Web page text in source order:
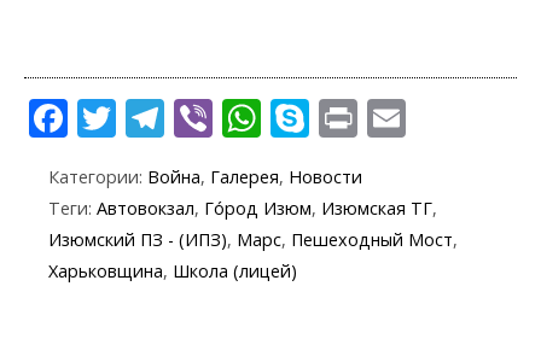
F
e
b
o
T
itt
er
T
el
e
gr
a
Vi
er
W
at
s
A
S
y
p
Pr
t ai
l
Категории: Война, Галерея, Новости
Теги: Автовокзал, Го́род Изюм, Изюмская ТГ,
Изюмский ПЗ - (ИПЗ), Марс, Пешеходный Мост,
Харьковщина, Школа (лицей)